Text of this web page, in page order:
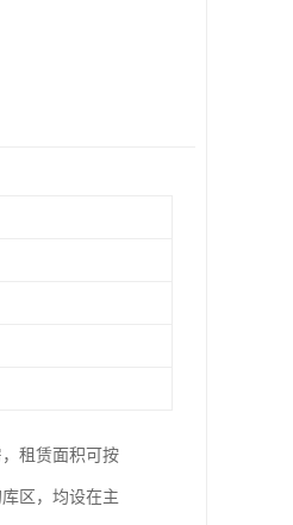
租赁面积可按
区，均设在主